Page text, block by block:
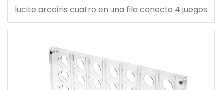
lucite arcoíris cuatro en una fila conecta 4 juegos